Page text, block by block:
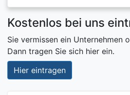
Kostenlos bei uns
Sie vermissen ein Unternehmen
Dann tragen Sie sich hier ein.
Hier eintragen